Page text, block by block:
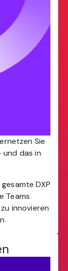
Sie
und das in
DXP
Teams
innovieren